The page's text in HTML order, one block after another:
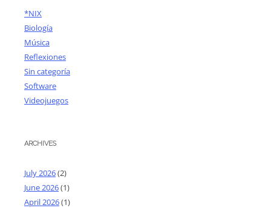
*NIX
Biología
Música
Reflexiones
Sin categoría
Software
Videojuegos
ARCHIVES
July 2026(2)
June 2026(1)
April 2026(1)